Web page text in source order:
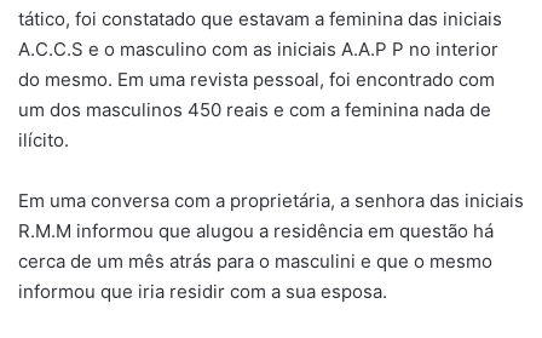
tático, foi constatado que estavam a feminina das iniciais
A.C.C.S e o masculino com as iniciais A.A.P P no interior
do mesmo. Em uma revista pessoal, foi encontrado com
um dos masculinos 450 reais e com a feminina nada de
ilícito.
Em uma conversa com a proprietária, a senhora das iniciais
R.M.M informou que alugou a residência em questão há
cerca de um mês atrás para o masculini e que o mesmo
informou que iria residir com a sua esposa.